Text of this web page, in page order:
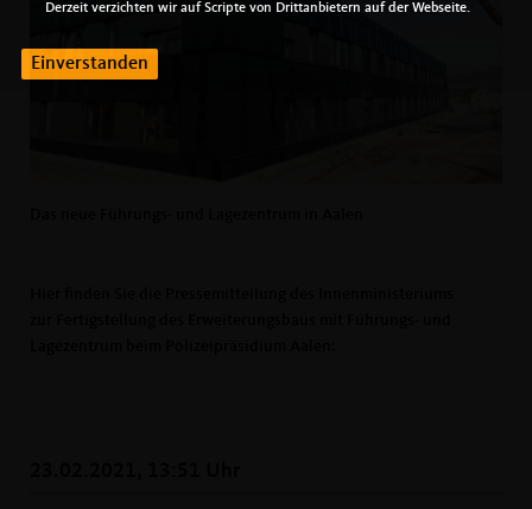
Derzeit verzichten wir auf Scripte von Drittanbietern auf der Webseite.
Einverstanden